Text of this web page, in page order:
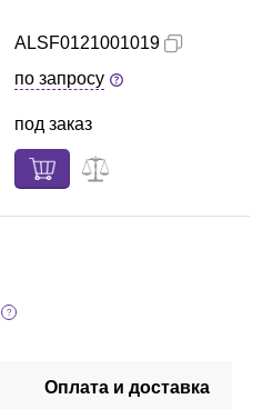
ALSF0121001019
по запросу
под заказ
Оплата и доставка